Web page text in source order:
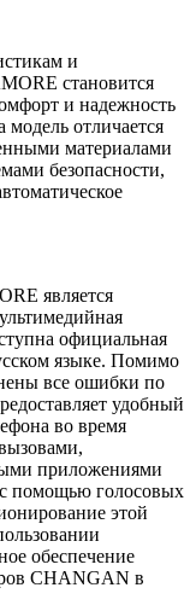
и
становится
и надежность
отличается
материалами
безопасности,
является
официальная
языке. Помимо
все ошибки по
удобный
во время
приложениями
помощью голосовых
этой
обеспечение
CHANGAN в